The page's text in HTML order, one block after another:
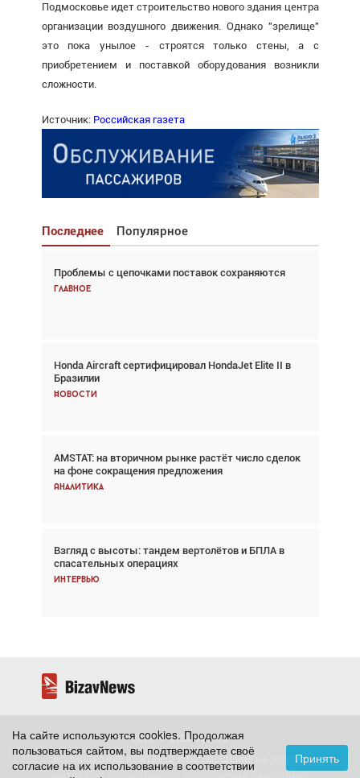
Подмосковье идет строительство нового здания центра
организации воздушного движения. Однако "зрелище"
это пока унылое - строятся только стены, а с
приобретением и поставкой оборудования возникли
сложности.
Источник: Российская газета
Последнее Популярное
Проблемы с цепочками поставок сохраняются
Главное
Honda Aircraft сертифицировал HondaJet Elite II в
Бразилии
Новости
AMSTAT: на вторичном рынке растёт число сделок
на фоне сокращения предложения
Аналитика
Взгляд с высоты: тандем вертолётов и БПЛА в
спасательных операциях
Интервью
Взгляд с высоты: тандем вертолётов и БПЛА в
спасательных операциях
Авиационный фотограф Дэйв Кох: «Фотография
говорит сама за себя... а ИИ всё портит»
Новости
Проблемы с цепочками поставок сохраняются
Аналитика
Частный самолёт – это актив. Подходите к
покупке соответствующим образом
Интервью
2026 ©BizavNews
Копирование контента и размещение на других
На сайте используются cookies. Продолжая
пользоваться сайтом, вы подтверждаете своё
согласие на их использование в соответствии
Принять